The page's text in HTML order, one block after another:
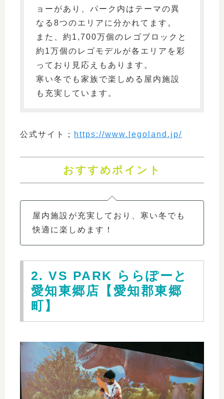
ョーがあり、パーク内はテーマの異
なる8つのエリアに分かれてます。
また、約1,700万個のレゴブロックと
約1万個のレゴモデルが各エリアを彩
っており見応えもあります。
寒い冬でも家族で楽しめる屋内施設
も充実しています。
公式サイト； https://www.legoland.jp/
おすすめポイント
屋内施設が充実しており、寒い冬でも
快適に楽しめます！
2. VS PARK ららぽーと
愛知東郷店【愛知郡東郷
町】